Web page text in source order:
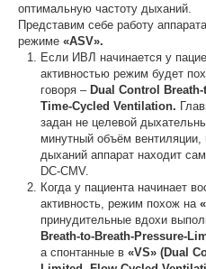
оптимальную частоту дыханий.
Представим себе работу
режиме «ASV».
Если ИВЛ начинается у
активностью режим будет
говоря – Dual Control Breath-
Time-Cycled Ventilation.
задан не целевой
минутный объём
дыханий аппарат находит
DC-CMV.
Когда у пациента начинает
активность, режим похож на «
принудительные вдохи
Breath-to-Breath-Pressure-
а спонтанные в «VS» (Dual